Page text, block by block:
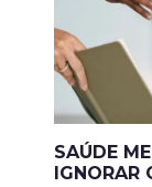
SAÚDE
IGNORAR